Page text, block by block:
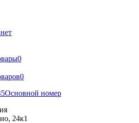
0
0
Основной номер
24к1